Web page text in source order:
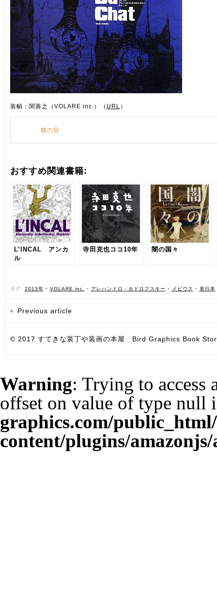
装幀：関善之（VOLARE inc.）（ URL ）
猫の目
おすすめ関連書籍:
L’INCAL アンカ
ル
寺田克也ココ10年 闇の国々
タグ: 2013年 • VOLARE inc. • アレハンドロ・ホドロフスキー • メビウス • 単行本
Previous article
© 2017 すてきな装丁や装画の本屋 Bird Graphics Book
Warning: Trying to access
offset on value of type null
graphics.com/
content/plugins/